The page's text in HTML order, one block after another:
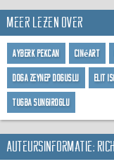
Meer lezen over
Ayberk Pekcan Cinéart
Doga Zeynep Doguslu Elit
Tugba Sungiroglu
Auteursinformatie: